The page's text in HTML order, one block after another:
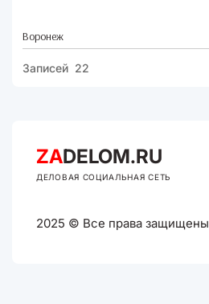
Воронеж
Записей 22
ZADELOM.RU
ДЕЛОВАЯ СОЦИАЛЬНАЯ СЕТЬ
2025 © Все права защищены